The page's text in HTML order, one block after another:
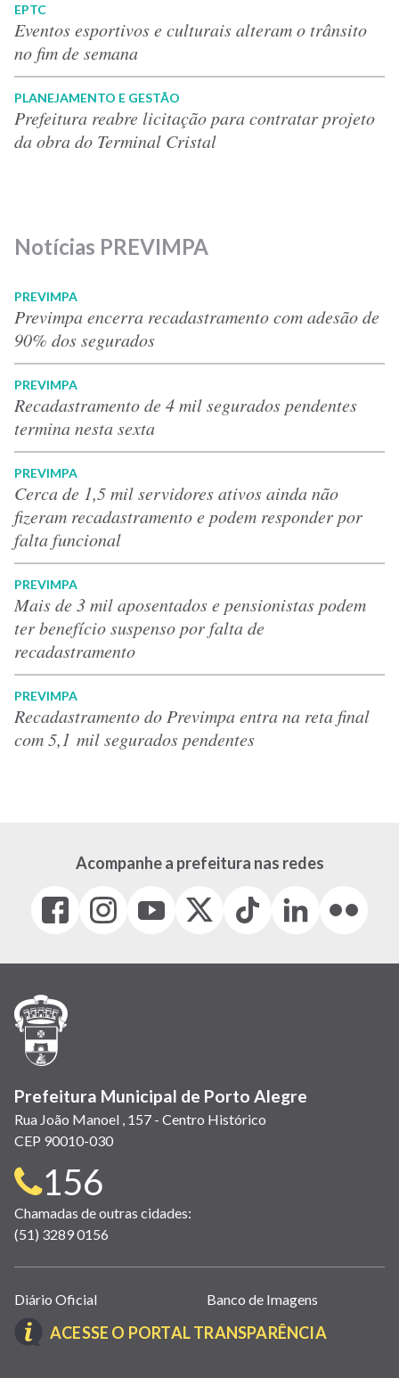
EPTC
Eventos esportivos e culturais alteram o trânsito
no fim de semana
PLANEJAMENTO E GESTÃO
Prefeitura reabre licitação para contratar projeto
da obra do Terminal Cristal
Notícias PREVIMPA
PREVIMPA
Previmpa encerra recadastramento com adesão de
90% dos segurados
PREVIMPA
Recadastramento de 4 mil segurados pendentes
termina nesta sexta
PREVIMPA
Cerca de 1,5 mil servidores ativos ainda não
fizeram recadastramento e podem responder por
falta funcional
PREVIMPA
Mais de 3 mil aposentados e pensionistas podem
ter benefício suspenso por falta de
recadastramento
PREVIMPA
Recadastramento do Previmpa entra na reta final
com 5,1 mil segurados pendentes
Acompanhe a prefeitura nas redes
Facebook
(link
em
janela)
Instagram
(link
em
(link
em
(Antigo
(link
Tiktok
(link
em
LinkedIn
(link
em
(link
em
Prefeitura Municipal de Porto Alegre
Rua João Manoel , 157 - Centro Histórico
CEP 90010-030
Telefone
para
contato:
156
Chamadas de outras cidades:
(51) 3289 0156
Links
úteis
(abrem
Diário Oficial Banco de Imagens
ACESSE O PORTAL TRANSPARÊNCIA(LINK